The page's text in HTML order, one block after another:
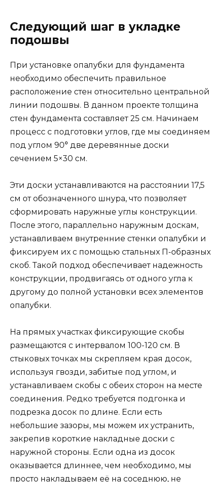
Следующий шаг в укладке
подошвы
При установке опалубки для фундамента
необходимо обеспечить правильное
расположение стен относительно центральной
линии подошвы. В данном проекте толщина
стен фундамента составляет 25 см. Начинаем
процесс с подготовки углов, где мы соединяем
под углом 90° две деревянные доски
сечением 5×30 см.
Эти доски устанавливаются на расстоянии 17,5
см от обозначенного шнура, что позволяет
сформировать наружные углы конструкции.
После этого, параллельно наружным доскам,
устанавливаем внутренние стенки опалубки и
фиксируем их с помощью стальных П-образных
скоб. Такой подход обеспечивает надежность
конструкции, продвигаясь от одного угла к
другому до полной установки всех элементов
опалубки.
На прямых участках фиксирующие скобы
размещаются с интервалом 100-120 см. В
стыковых точках мы скрепляем края досок,
используя гвозди, забитые под углом, и
устанавливаем скобы с обеих сторон на месте
соединения. Редко требуется подгонка и
подрезка досок по длине. Если есть
небольшие зазоры, мы можем их устранить,
закрепив короткие накладные доски с
наружной стороны. Если одна из досок
оказывается длиннее, чем необходимо, мы
просто накладываем её на соседнюю, не